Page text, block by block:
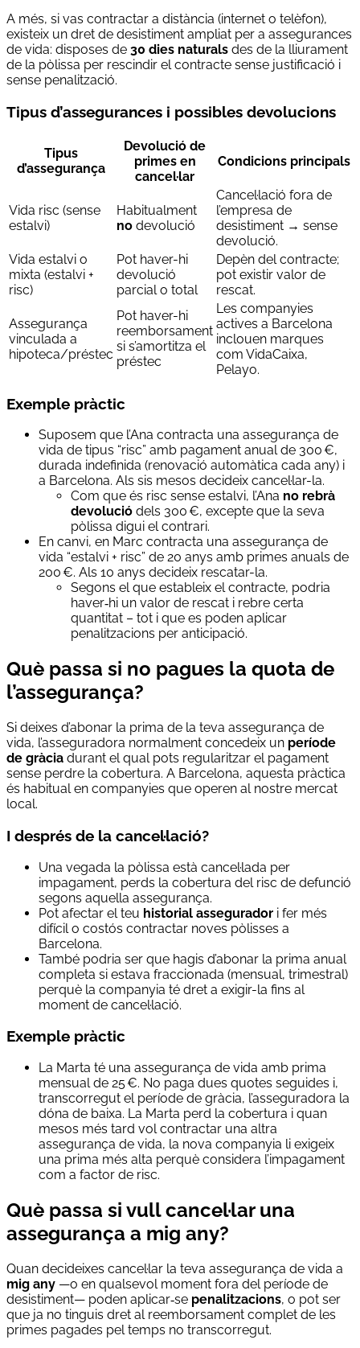
A més, si vas contractar a distància (internet o telèfon),
existeix un dret de desistiment ampliat per a assegurances
de vida: disposes de 30 dies naturals des de la lliurament
de la pòlissa per rescindir el contracte sense justificació i
sense penalització.
Tipus d’assegurances i possibles devolucions
Tipus
d’assegurança
Devolució de
primes en
cancel·lar
Condicions principals
Vida risc (sense
estalvi)
Habitualment
no devolució
Cancel·lació fora de
l’empresa de
desistiment → sense
devolució.
Vida estalvi o
mixta (estalvi +
risc)
Pot haver-hi
devolució
parcial o total
Depèn del contracte;
pot existir valor de
rescat.
Assegurança
vinculada a
hipoteca/préstec
Pot haver-hi
reemborsament
si s’amortitza el
préstec
Les companyies
actives a Barcelona
inclouen marques
com VidaCaixa,
Pelayo.
Exemple pràctic
Suposem que l’Ana contracta una assegurança de
vida de tipus “risc” amb pagament anual de 300 €,
durada indefinida (renovació automàtica cada any) i
a Barcelona. Als sis mesos decideix cancel·lar-la.
Com que és risc sense estalvi, l’Ana no rebrà
devolució dels 300 €, excepte que la seva
pòlissa digui el contrari.
En canvi, en Marc contracta una assegurança de
vida “estalvi + risc” de 20 anys amb primes anuals de
200 €. Als 10 anys decideix rescatar-la.
Segons el que estableix el contracte, podria
haver‑hi un valor de rescat i rebre certa
quantitat – tot i que es poden aplicar
penalitzacions per anticipació.
Què passa si no pagues la quota de
l’assegurança?
Si deixes d’abonar la prima de la teva assegurança de
vida, l’asseguradora normalment concedeix un període
de gràcia durant el qual pots regularitzar el pagament
sense perdre la cobertura. A Barcelona, aquesta pràctica
és habitual en companyies que operen al nostre mercat
local.
I després de la cancel·lació?
Una vegada la pòlissa està cancel·lada per
impagament, perds la cobertura del risc de defunció
segons aquella assegurança.
Pot afectar el teu historial assegurador i fer més
difícil o costós contractar noves pòlisses a
Barcelona.
També podria ser que hagis d’abonar la prima anual
completa si estava fraccionada (mensual, trimestral)
perquè la companyia té dret a exigir-la fins al
moment de cancel·lació.
Exemple pràctic
La Marta té una assegurança de vida amb prima
mensual de 25 €. No paga dues quotes seguides i,
transcorregut el període de gràcia, l’asseguradora la
dóna de baixa. La Marta perd la cobertura i quan
mesos més tard vol contractar una altra
assegurança de vida, la nova companyia li exigeix
una prima més alta perquè considera l’impagament
com a factor de risc.
Què passa si vull cancel·lar una
assegurança a mig any?
Quan decideixes cancel·lar la teva assegurança de vida a
mig any —o en qualsevol moment fora del període de
desistiment— poden aplicar‑se penalitzacions, o pot ser
que ja no tinguis dret al reemborsament complet de les
primes pagades pel temps no transcorregut.